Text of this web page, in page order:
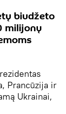
biudžeto
milijonų
Prancūzija ir
Ukrainai,